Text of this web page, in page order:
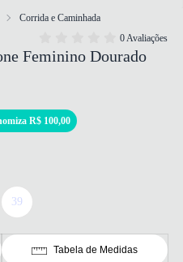
Corrida e Caminhada
0 Avaliações
Feminino Dourado
R$ 100,00
39
Tabela de Medidas